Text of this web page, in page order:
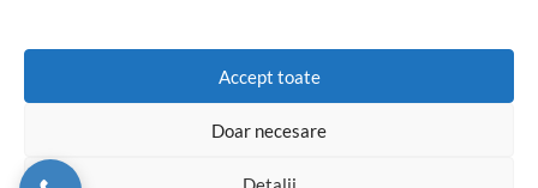
Accept toate
Doar necesare
© 2026 Profil Expert. Toate drepturile rezervate. Conținutul acestui
site, inclusiv textele, fotografiile, grafica, documentația și
ori în baza drepturilor acordate de titularii acestuia. Reproducerea,
copierea, distribuirea, publicarea sau utilizarea integrală ori parțială,